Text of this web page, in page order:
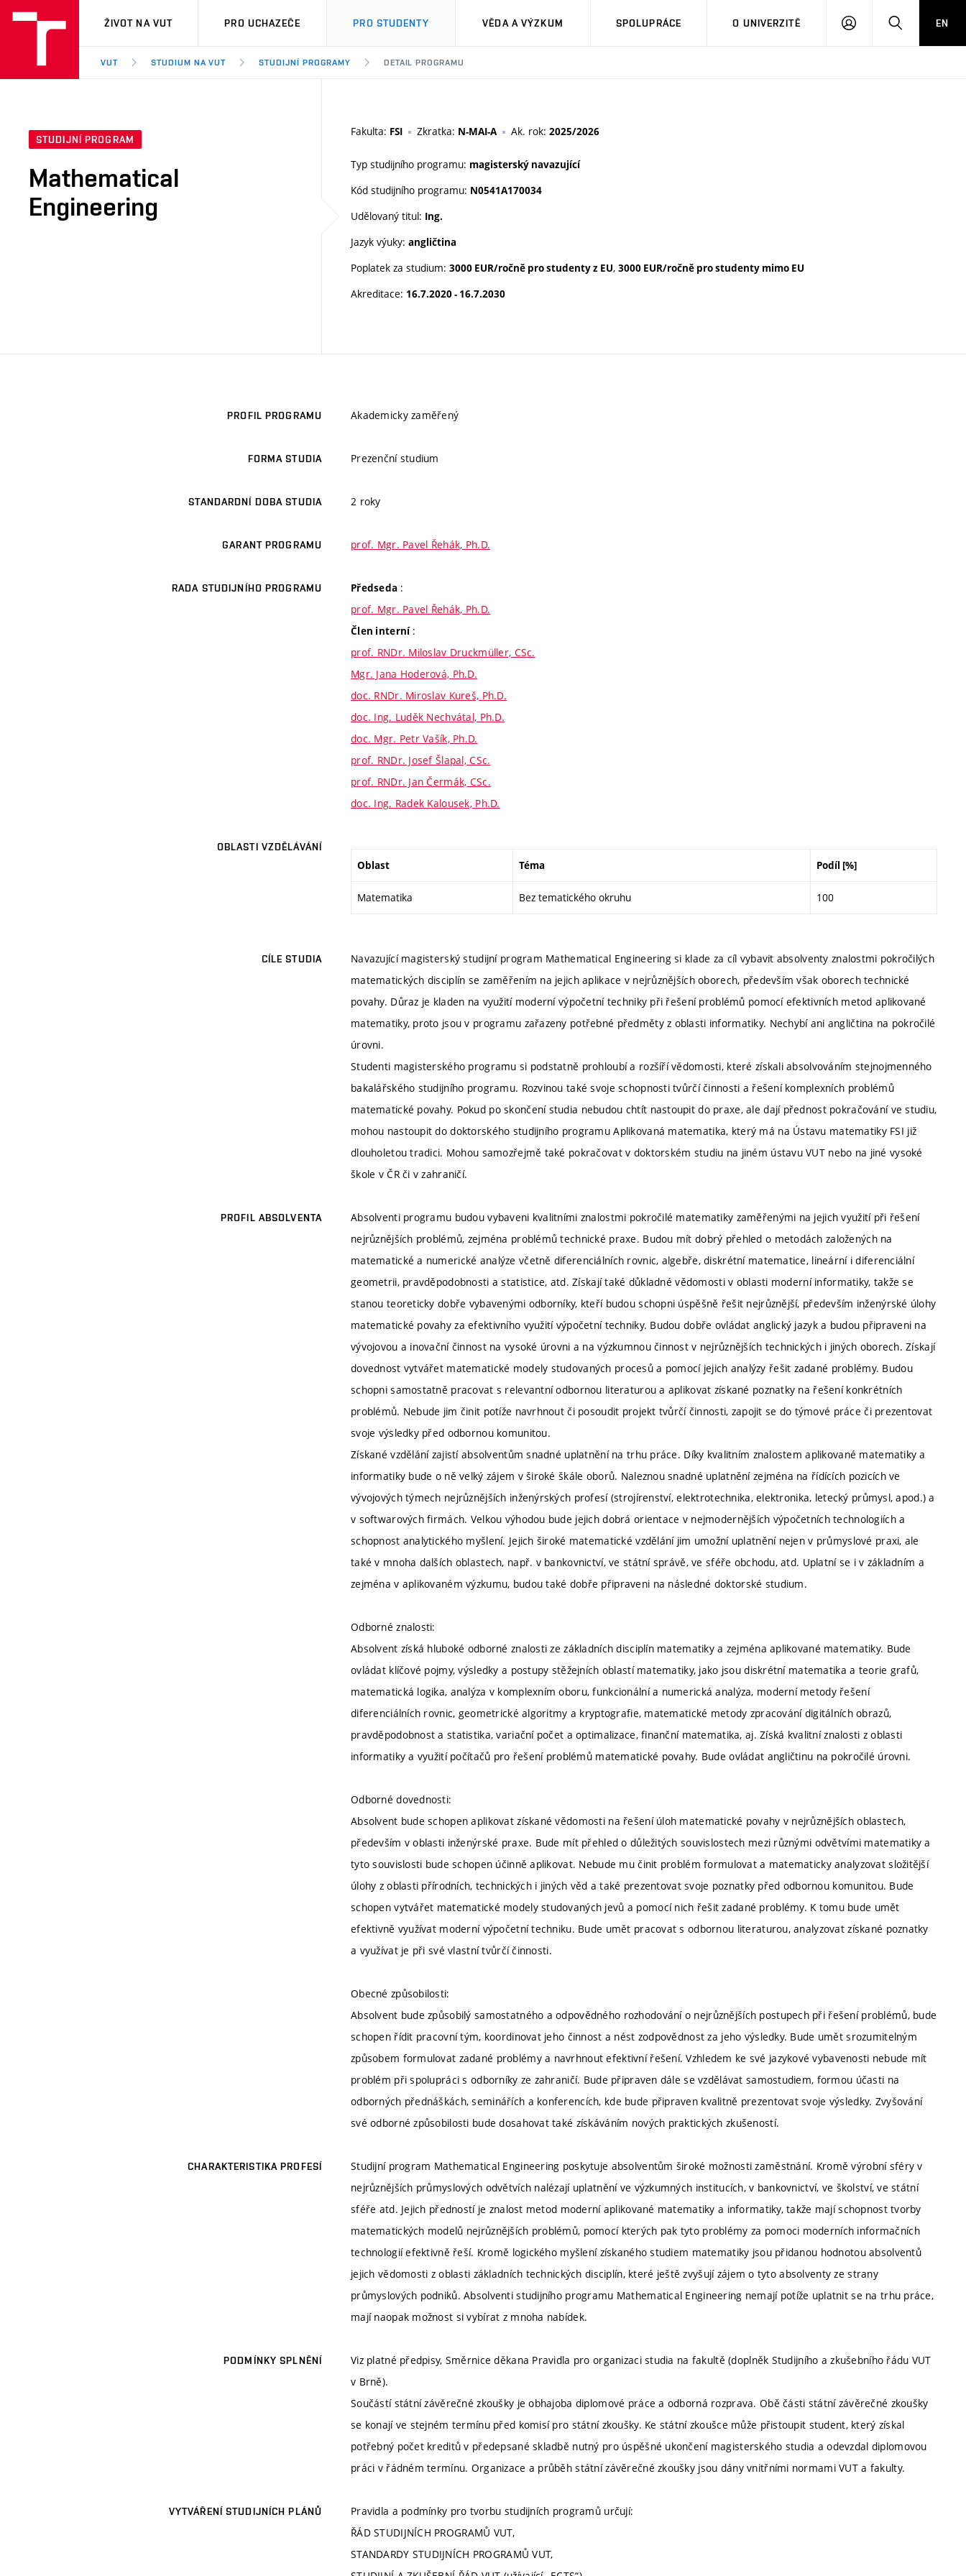
VUT
ŽIVOT NA VUT PRO UCHAZEČE PRO STUDENTY VĚDA A VÝZKUM SPOLUPRÁCE O UNIVERZITĚ
PŘIHLÁSIT HLEDATEN
VUT STUDIUM NA VUT STUDIJNÍ PROGRAMY DETAIL PROGRAMU
STUDIJNÍ PROGRAM
Mathematical
Engineering
Fakulta: FSI Zkratka: N-MAI-A Ak. rok: 2025/2026
Typ studijního programu: magisterský navazující
Kód studijního programu: N0541A170034
Udělovaný titul: Ing.
Jazyk výuky: angličtina
Poplatek za studium: 3000 EUR/ročně pro studenty z EU, 3000 EUR/ročně pro studenty mimo EU
Akreditace: 16.7.2020 - 16.7.2030
PROFIL PROGRAMU Akademicky zaměřený
FORMA STUDIA Prezenční studium
STANDARDNÍ DOBA STUDIA 2 roky
GARANT PROGRAMU prof. Mgr. Pavel Řehák, Ph.D.
RADA STUDIJNÍHO PROGRAMU Předseda :
prof. Mgr. Pavel Řehák, Ph.D.
Člen interní :
prof. RNDr. Miloslav Druckmüller, CSc.
Mgr. Jana Hoderová, Ph.D.
doc. RNDr. Miroslav Kureš, Ph.D.
doc. Ing. Luděk Nechvátal, Ph.D.
doc. Mgr. Petr Vašík, Ph.D.
prof. RNDr. Josef Šlapal, CSc.
prof. RNDr. Jan Čermák, CSc.
doc. Ing. Radek Kalousek, Ph.D.
OBLASTI VZDĚLÁVÁNÍ
Oblast Téma Podíl [%]
Matematika Bez tematického okruhu 100
CÍLE STUDIA
Navazující magisterský studijní program Mathematical Engineering si klade za cíl vybavit absolventy znalostmi pokročilých
matematických disciplín se zaměřením na jejich aplikace v nejrůznějších oborech, především však oborech technické
povahy. Důraz je kladen na využití moderní výpočetní techniky při řešení problémů pomocí efektivních metod aplikované
matematiky, proto jsou v programu zařazeny potřebné předměty z oblasti informatiky. Nechybí ani angličtina na pokročilé
úrovni.
Studenti magisterského programu si podstatně prohloubí a rozšíří vědomosti, které získali absolvováním stejnojmenného
bakalářského studijního programu. Rozvinou také svoje schopnosti tvůrčí činnosti a řešení komplexních problémů
matematické povahy. Pokud po skončení studia nebudou chtít nastoupit do praxe, ale dají přednost pokračování ve studiu,
mohou nastoupit do doktorského studijního programu Aplikovaná matematika, který má na Ústavu matematiky FSI již
dlouholetou tradici. Mohou samozřejmě také pokračovat v doktorském studiu na jiném ústavu VUT nebo na jiné vysoké
škole v ČR či v zahraničí.
PROFIL ABSOLVENTA
Absolventi programu budou vybaveni kvalitními znalostmi pokročilé matematiky zaměřenými na jejich využití při řešení
nejrůznějších problémů, zejména problémů technické praxe. Budou mít dobrý přehled o metodách založených na
matematické a numerické analýze včetně diferenciálních rovnic, algebře, diskrétní matematice, lineární i diferenciální
geometrii, pravděpodobnosti a statistice, atd. Získají také důkladné vědomosti v oblasti moderní informatiky, takže se
stanou teoreticky dobře vybavenými odborníky, kteří budou schopni úspěšně řešit nejrůznější, především inženýrské úlohy
matematické povahy za efektivního využití výpočetní techniky. Budou dobře ovládat anglický jazyk a budou připraveni na
vývojovou a inovační činnost na vysoké úrovni a na výzkumnou činnost v nejrůznějších technických i jiných oborech. Získají
dovednost vytvářet matematické modely studovaných procesů a pomocí jejich analýzy řešit zadané problémy. Budou
schopni samostatně pracovat s relevantní odbornou literaturou a aplikovat získané poznatky na řešení konkrétních
problémů. Nebude jim činit potíže navrhnout či posoudit projekt tvůrčí činnosti, zapojit se do týmové práce či prezentovat
svoje výsledky před odbornou komunitou.
Získané vzdělání zajistí absolventům snadné uplatnění na trhu práce. Díky kvalitním znalostem aplikované matematiky a
informatiky bude o ně velký zájem v široké škále oborů. Naleznou snadné uplatnění zejména na řídících pozicích ve
vývojových týmech nejrůznějších inženýrských profesí (strojírenství, elektrotechnika, elektronika, letecký průmysl, apod.) a
v softwarových firmách. Velkou výhodou bude jejich dobrá orientace v nejmodernějších výpočetních technologiích a
schopnost analytického myšlení. Jejich široké matematické vzdělání jim umožní uplatnění nejen v průmyslové praxi, ale
také v mnoha dalších oblastech, např. v bankovnictví, ve státní správě, ve sféře obchodu, atd. Uplatní se i v základním a
zejména v aplikovaném výzkumu, budou také dobře připraveni na následné doktorské studium.
Odborné znalosti:
Absolvent získá hluboké odborné znalosti ze základních disciplín matematiky a zejména aplikované matematiky. Bude
ovládat klíčové pojmy, výsledky a postupy stěžejních oblastí matematiky, jako jsou diskrétní matematika a teorie grafů,
matematická logika, analýza v komplexním oboru, funkcionální a numerická analýza, moderní metody řešení
diferenciálních rovnic, geometrické algoritmy a kryptografie, matematické metody zpracování digitálních obrazů,
pravděpodobnost a statistika, variační počet a optimalizace, finanční matematika, aj. Získá kvalitní znalosti z oblasti
informatiky a využití počítačů pro řešení problémů matematické povahy. Bude ovládat angličtinu na pokročilé úrovni.
Odborné dovednosti:
Absolvent bude schopen aplikovat získané vědomosti na řešení úloh matematické povahy v nejrůznějších oblastech,
především v oblasti inženýrské praxe. Bude mít přehled o důležitých souvislostech mezi různými odvětvími matematiky a
tyto souvislosti bude schopen účinně aplikovat. Nebude mu činit problém formulovat a matematicky analyzovat složitější
úlohy z oblasti přírodních, technických i jiných věd a také prezentovat svoje poznatky před odbornou komunitou. Bude
schopen vytvářet matematické modely studovaných jevů a pomocí nich řešit zadané problémy. K tomu bude umět
efektivně využívat moderní výpočetní techniku. Bude umět pracovat s odbornou literaturou, analyzovat získané poznatky
a využívat je při své vlastní tvůrčí činnosti.
Obecné způsobilosti:
Absolvent bude způsobilý samostatného a odpovědného rozhodování o nejrůznějších postupech při řešení problémů, bude
schopen řídit pracovní tým, koordinovat jeho činnost a nést zodpovědnost za jeho výsledky. Bude umět srozumitelným
způsobem formulovat zadané problémy a navrhnout efektivní řešení. Vzhledem ke své jazykové vybavenosti nebude mít
problém při spolupráci s odborníky ze zahraničí. Bude připraven dále se vzdělávat samostudiem, formou účasti na
odborných přednáškách, seminářích a konferencích, kde bude připraven kvalitně prezentovat svoje výsledky. Zvyšování
své odborné způsobilosti bude dosahovat také získáváním nových praktických zkušeností.
CHARAKTERISTIKA PROFESÍ
Studijní program Mathematical Engineering poskytuje absolventům široké možnosti zaměstnání. Kromě výrobní sféry v
nejrůznějších průmyslových odvětvích nalézají uplatnění ve výzkumných institucích, v bankovnictví, ve školství, ve státní
sféře atd. Jejich předností je znalost metod moderní aplikované matematiky a informatiky, takže mají schopnost tvorby
matematických modelů nejrůznějších problémů, pomocí kterých pak tyto problémy za pomoci moderních informačních
technologií efektivně řeší. Kromě logického myšlení získaného studiem matematiky jsou přidanou hodnotou absolventů
jejich vědomosti z oblasti základních technických disciplín, které ještě zvyšují zájem o tyto absolventy ze strany
průmyslových podniků. Absolventi studijního programu Mathematical Engineering nemají potíže uplatnit se na trhu práce,
mají naopak možnost si vybírat z mnoha nabídek.
PODMÍNKY SPLNĚNÍ
Viz platné předpisy, Směrnice děkana Pravidla pro organizaci studia na fakultě (doplněk Studijního a zkušebního řádu VUT
v Brně).
Součástí státní závěrečné zkoušky je obhajoba diplomové práce a odborná rozprava. Obě části státní závěrečné zkoušky
se konají ve stejném termínu před komisí pro státní zkoušky. Ke státní zkoušce může přistoupit student, který získal
potřebný počet kreditů v předepsané skladbě nutný pro úspěšné ukončení magisterského studia a odevzdal diplomovou
práci v řádném termínu. Organizace a průběh státní závěrečné zkoušky jsou dány vnitřními normami VUT a fakulty.
VYTVÁŘENÍ STUDIJNÍCH PLÁNŮ
Pravidla a podmínky pro tvorbu studijních programů určují:
ŘÁD STUDIJNÍCH PROGRAMŮ VUT,
STANDARDY STUDIJNÍCH PROGRAMŮ VUT,